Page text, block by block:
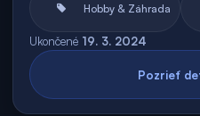
Hobby & Záhrada
Ukončené 19. 3. 2024
Pozrieť